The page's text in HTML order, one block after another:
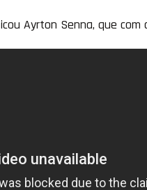
Ayrton Senna, que